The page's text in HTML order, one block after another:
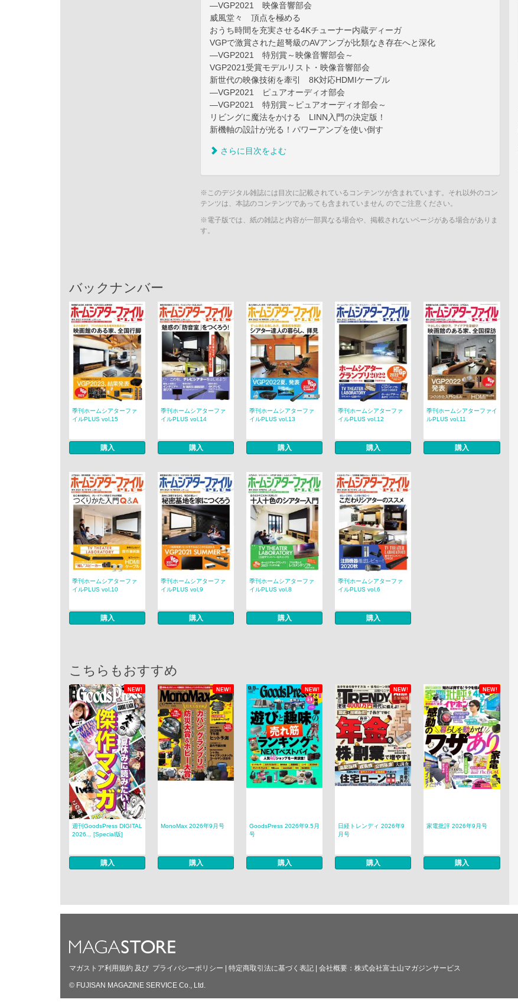
―VGP2021 映像音響部会
威風堂々 頂点を極める
おうち時間を充実させる4Kチューナー内蔵ディーガ
VGPで激賞された超弩級のAVアンプが比類なき存在へと深化
―VGP2021 特別賞～映像音響部会～
VGP2021受賞モデルリスト・映像音響部会
新世代の映像技術を牽引 8K対応HDMIケーブル
―VGP2021 ピュアオーディオ部会
―VGP2021 特別賞～ピュアオーディオ部会～
リビングに魔法をかける LINN入門の決定版！
新機軸の設計が光る！パワーアンプを使い倒す
さらに目次をよむ
※このデジタル雑誌には目次に記載されているコンテンツが含まれています。それ以外のコン
テンツは、本誌のコンテンツであっても含まれていません のでご注意ください。
※電子版では、紙の雑誌と内容が一部異なる場合や、掲載されないページがある場合がありま
す。
バックナンバー
季刊ホームシアターファ
イルPLUS vol.15
購入
季刊ホームシアターファ
イルPLUS vol.14
購入
季刊ホームシアターファ
イルPLUS vol.13
購入
季刊ホームシアターファ
イルPLUS vol.12
購入
季刊ホームシアターファイ
ルPLUS vol.11
購入
季刊ホームシアターファ
イルPLUS vol.10
購入
季刊ホームシアターファ
イルPLUS vol.9
購入
季刊ホームシアターファ
イルPLUS vol.8
購入
季刊ホームシアターファ
イルPLUS vol.6
購入
こちらもおすすめ
NEW! NEW! NEW! NEW! NEW!
週刊GoodsPress DIGITAL
2026... [Special版]
購入
MonoMax 2026年9月号
購入
GoodsPress 2026年9.5月
号
購入
日経トレンディ 2026年9
月号
購入
家電批評 2026年9月号
購入
マガストア利用規約 及び プライバシーポリシー 特定商取引法に基づく表記 会社概要： 株式会社富士山マガジンサービス
© FUJISAN MAGAZINE SERVICE Co., Ltd.